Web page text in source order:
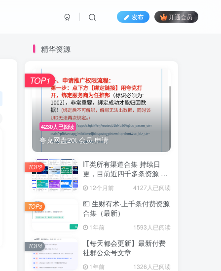
发布 开通会员
精华资源
4230人已阅读
夸克网盘20t 会员 申请
TOP1
IT类所有渠道合集 持续日
更，目前近四千多条资源 年
12个月前 4127人已阅读
TOP2
💵 生财有术·上千条付费资源
合集（最新）
1年前 1593人已阅读
TOP3
【每天都会更新】最新付费
社群公众号文章
1年前 1326人已阅读
TOP4